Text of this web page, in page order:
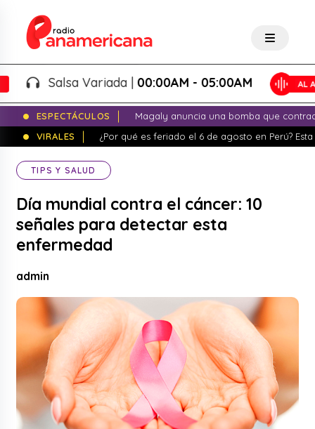
Salsa Variada |00:00AM - 05:00AM
ESPECTÁCULOS
Magaly anuncia una bomba que
VIRALES
¿Por qué es feriado el 6 de agosto en Perú?
TIPS Y SALUD
Día mundial contra el cáncer: 10
señales para detectar esta
enfermedad
admin